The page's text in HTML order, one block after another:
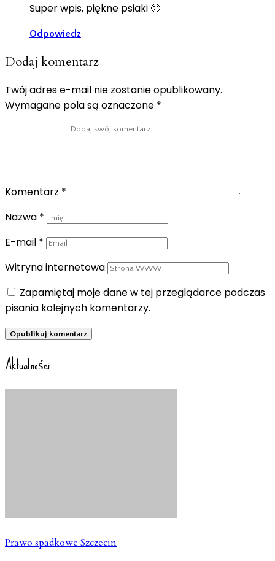
Super wpis, piękne psiaki 🙂
Odpowiedz
Dodaj komentarz
Twój adres e-mail nie zostanie opublikowany.
Wymagane pola są oznaczone *
Komentarz *
Nazwa *
E-mail *
Witryna internetowa
Zapamiętaj moje dane w tej przeglądarce podczas
pisania kolejnych komentarzy.
Aktualności
Prawo spadkowe Szczecin